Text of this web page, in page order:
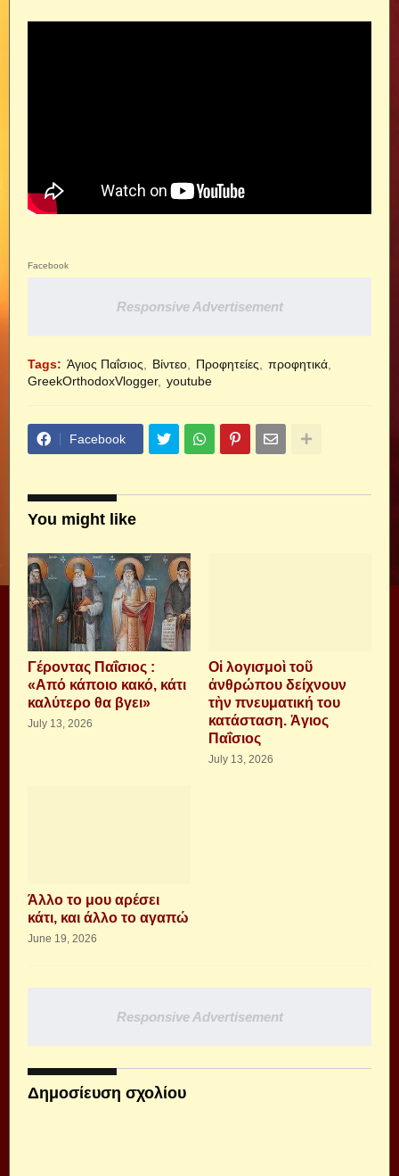
Facebook
Responsive Advertisement
Tags: Άγιος Παΐσιος Βίντεο Προφητείες
προφητικά
GreekOrthodoxVlogger
youtube
Facebook
You might like
Γέροντας Παΐσιος :
«Από κάποιο κακό, κάτι
καλύτερο θα βγει»
July 13, 2026
Οἱ λογισμοὶ τοῦ
ἀνθρώπου δείχνουν
τὴν πνευματική του
κατάσταση. Ἁγιος
Παΐσιος
July 13, 2026
Άλλο το μου αρέσει
κάτι, και άλλο το αγαπώ
June 19, 2026
Responsive Advertisement
Δημοσίευση σχολίου